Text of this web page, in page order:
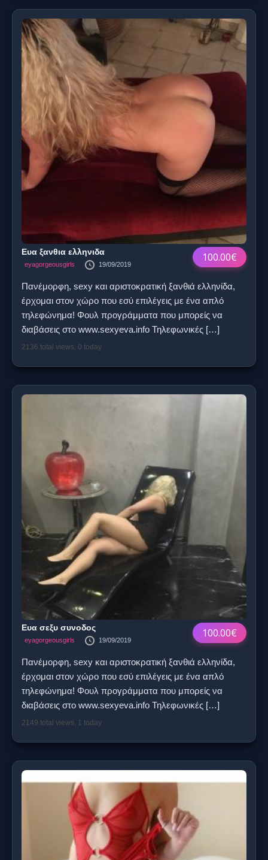
100.00€
Ευα ξανθια ελληνιδα
eyagorgeousgirls 19/09/2019
Πανέμορφη, sexy και αριστοκρατική ξανθιά ελληνίδα,
έρχομαι στον χώρο που εσύ επιλέγεις με ένα απλό
τηλεφώνημα! Φουλ προγράμματα που μπορείς να
διαβάσεις στο www.sexyeva.info Τηλεφωνικές […]
2136 total views, 0 today
100.00€
Ευα σεξυ συνοδος
eyagorgeousgirls 19/09/2019
Πανέμορφη, sexy και αριστοκρατική ξανθιά ελληνίδα,
έρχομαι στον χώρο που εσύ επιλέγεις με ένα απλό
τηλεφώνημα! Φουλ προγράμματα που μπορείς να
διαβάσεις στο www.sexyeva.info Τηλεφωνικές […]
2149 total views, 1 today